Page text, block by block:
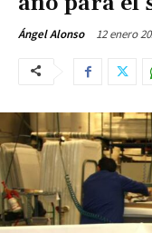
Ángel Alonso 12 enero